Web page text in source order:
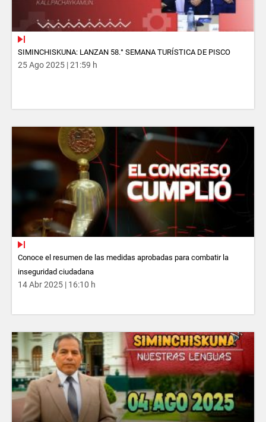
SIMINCHISKUNA: LANZAN 58.° SEMANA TURÍSTICA DE PISCO
25 Ago 2025 | 21:59 h
Conoce el resumen de las medidas aprobadas para combatir la
inseguridad ciudadana
14 Abr 2025 | 16:10 h